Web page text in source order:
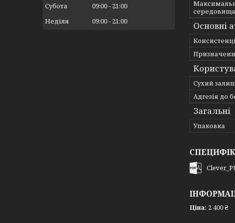
середовища
Основні
Сухий
Адгезія до
Загальні
Упаковка
Ціна: 2 400 ₴
Субота
09:00
21:00
Неділя
09:00 21:00